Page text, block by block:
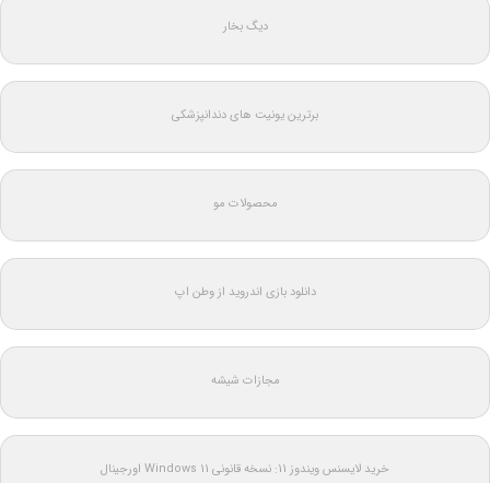
دیگ بخار
برترین یونیت های دندانپزشکی
محصولات مو
دانلود بازی اندروید از وطن اپ
مجازات شیشه
خرید لایسنس ویندوز 11: نسخه قانونی Windows 11 اورجینال